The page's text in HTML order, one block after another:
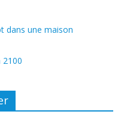
dans une maison
2100